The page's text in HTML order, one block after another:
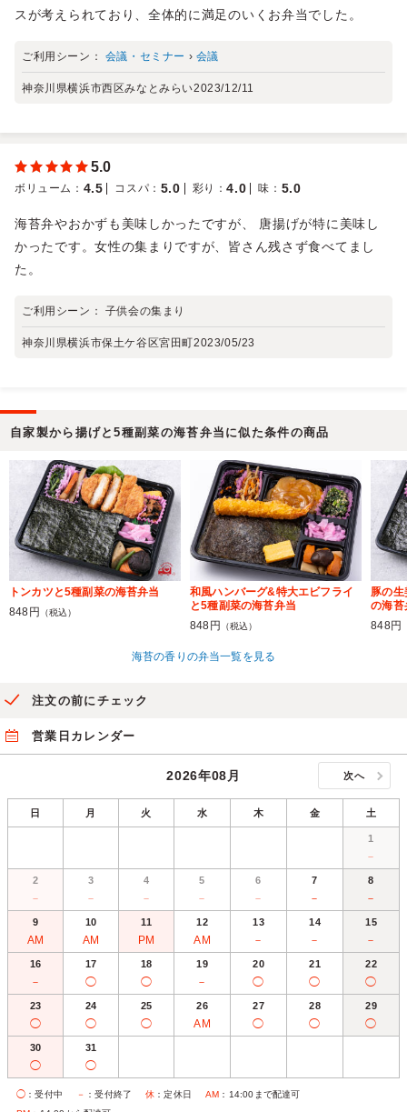
スが考えられており、全体的に満足のいくお弁当でした。
ご利用シーン： 会議・セミナー › 会議
神奈川県横浜市西区みなとみらい2023/12/11
5.0
ボリューム ： 4.5 コスパ ： 5.0 彩り ：4.0 味 ： 5.0
海苔弁やおかずも美味しかったですが、 唐揚げが特に美味し
かったです。女性の集まりですが、皆さん残さず食べてまし
た。
ご利用シーン： 子供会の集まり
神奈川県横浜市保土ケ谷区宮田町2023/05/23
自家製から揚げと5種副菜の海苔弁当に似た条件の商品
トンカツと5種副菜の海苔弁当
848円
（税込）
和風ハンバーグ&特大エビフライ
と5種副菜の海苔弁当
848円
（税込）
豚の生
の海苔
848円
海苔の香りの弁当一覧を見る
注文の前にチェック
営業日カレンダー
2026年08月 次へ
日 月 火 水 木 金 土
1
－
2
－
3
－
4
－
5
－
6
－
7
－
8
－
9
AM
10
AM
11
PM
12
AM
13
－
14
－
15
－
16
－
17
◯
18
◯
19
－
20
◯
21
◯
22
◯
23
◯
24
◯
25
◯
26
AM
27
◯
28
◯
29
◯
30
◯
31
◯
◯ ：受付中 － ：受付終了 休 ：定休日 AM ：14:00まで配達可